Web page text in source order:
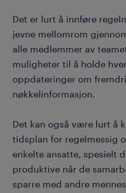
Det er lurt å innføre
jevne mellomrom
alle medlemmer av
muligheter til å holde
oppdateringer om
nøkkelinformasjon.
Det kan også være lurt å
tidsplan for regelmessig
enkelte ansatte, spesielt
produktive når de
sparre med andre